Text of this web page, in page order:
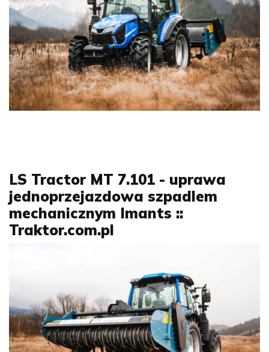
LS Tractor MT 7.101 - uprawa
jednoprzejazdowa szpadlem
mechanicznym Imants ::
Traktor.com.pl